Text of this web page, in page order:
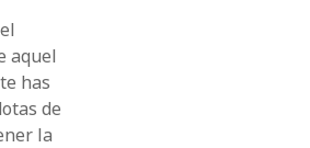
aquel
has
de
la